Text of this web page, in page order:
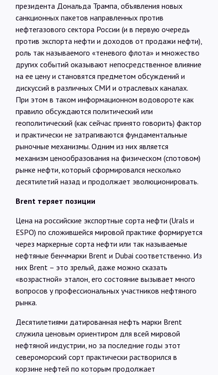
президента Дональда Трампа, объявления новых
санкционных пакетов направленных против
нефтегазового сектора России (и в первую очередь
против экспорта нефти и доходов от продажи нефти),
роль так называемого «теневого флота» и множество
других событий оказывают непосредственное влияние
на ее цену и становятся предметом обсуждений и
дискуссий в различных СМИ и отраслевых каналах.
При этом в таком информационном водовороте как
правило обсуждаются политический или
геополитический (как сейчас принято говорить) фактор
и практически не затрагиваются фундаментальные
рыночные механизмы. Одним из них является
механизм ценообразования на физическом (спотовом)
рынке нефти, который сформировался несколько
десятилетий назад и продолжает эволюционировать.
Brent теряет позиции
Цена на российские экспортные сорта нефти (Urals и
ESPO) по сложившейся мировой практике формируется
через маркерные сорта нефти или так называемые
нефтяные бенчмарки Brent и Dubai соответственно. Из
них Brent – это зрелый, даже можно сказать
«возрастной» эталон, его состояние вызывает много
вопросов у профессиональных участников нефтяного
рынка.
Десятилетиями датированная нефть марки Brent
служила ценовым ориентиром для всей мировой
нефтяной индустрии, но за последние годы этот
североморский сорт практически растворился в
корзине нефтей по которым продолжает